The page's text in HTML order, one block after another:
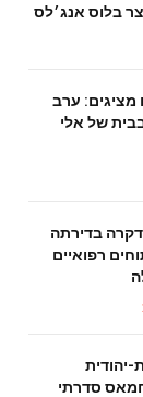
בלוס אנג׳לס
מציגים: ערב
של אלי
בדירתה
רפואיים
יהודית
סדרתי